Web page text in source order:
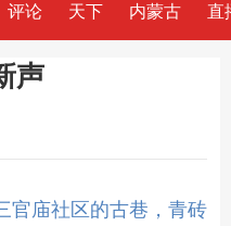
评论 天下 内蒙古 直
声
官庙社区的古巷，青砖